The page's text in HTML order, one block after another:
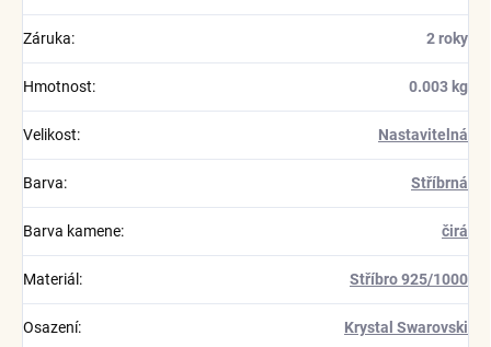
Záruka: 2 roky
Hmotnost: 0.003 kg
Velikost: Nastavitelná
Barva: Stříbrná
Barva kamene: čirá
Materiál : Stříbro 925/1000
Osazení: Krystal Swarovski